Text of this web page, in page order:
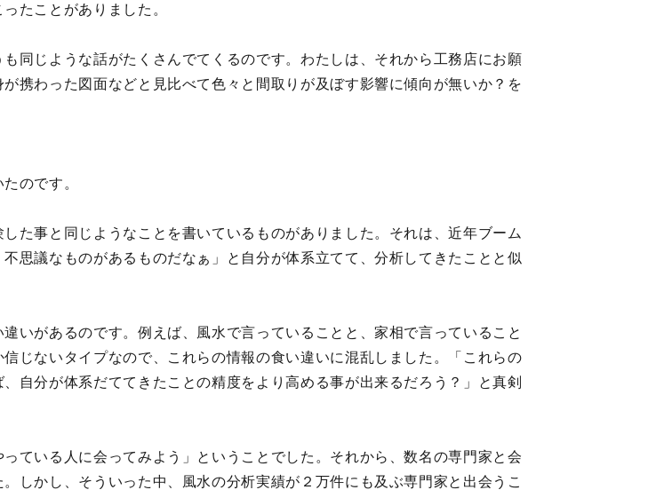
たことがありました。
同じような話がたくさんでてくるのです。わたしは、それから工務店にお願
携わった図面などと見比べて色々と間取りが及ぼす影響に傾向が無いか？を
のです。
た事と同じようなことを書いているものがありました。それは、近年ブーム
思議なものがあるものだなぁ」と自分が体系立てて、分析してきたことと似
いがあるのです。例えば、風水で言っていることと、家相で言っていること
じないタイプなので、これらの情報の食い違いに混乱しました。「これらの
自分が体系だててきたことの精度をより高める事が出来るだろう？」と真剣
ている人に会ってみよう」ということでした。それから、数名の専門家と会
しかし、そういった中、風水の分析実績が２万件にも及ぶ専門家と出会うこ